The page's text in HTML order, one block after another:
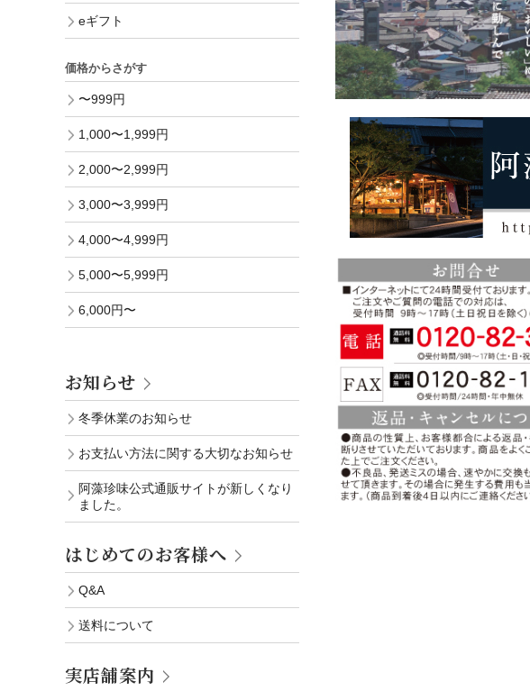
eギフト
価格からさがす
〜999円
1,000〜1,999円
2,000〜2,999円
3,000〜3,999円
4,000〜4,999円
5,000〜5,999円
6,000円〜
お知らせ
冬季休業のお知らせ
お支払い方法に関する大切なお知らせ
阿藻珍味公式通販サイトが新しくなり
ました。
はじめてのお客様へ
Q&A
送料について
実店舗案内